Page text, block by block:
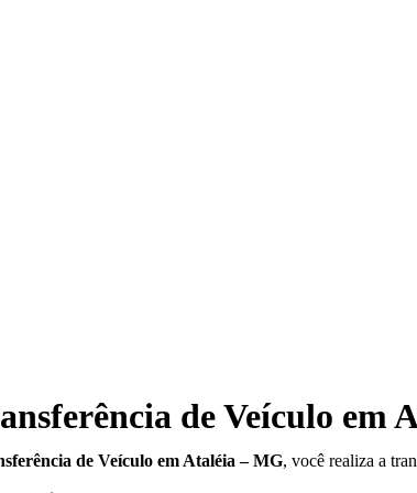
de Veículo em
de Veículo em Ataléia – MG, você realiza a